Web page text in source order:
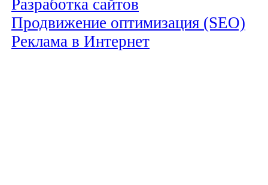
Разработка сайтов
Продвижение оптимизация (SEO)
Реклама в Интернет